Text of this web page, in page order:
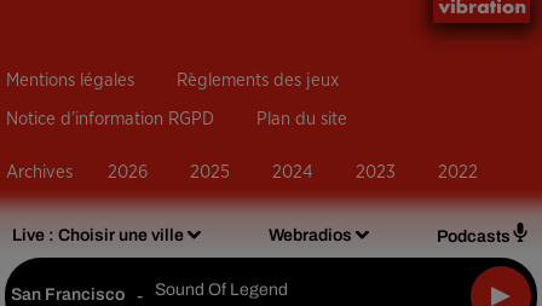
Live : Choisir une ville Webradios Podcasts
San Francisco - Sound Of Legend
Mentions légales Règlements des jeux
Notice d’information RGPD Plan du site
Archives 2026 2025 2024 2023 2022